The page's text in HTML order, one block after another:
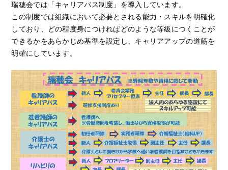
瑞穂会では「キャリアパス制度」を導入しています。
この制度では組織において必要とされる能力・スキルを明確化
しており、どの程度身につければどのような等級につくことが
できるかをあらかじめ基準を設定し、キャリアアップの道筋を
明確にしています。